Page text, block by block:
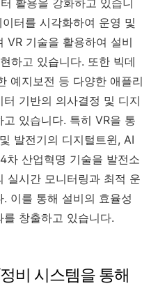
활용을 강화하고 있습니
터를 시각화하여 운영 및
VR 기술을 활용하여 설비
하고 있습니다. 또한 빅데
예지보전 등 다양한 애플리
기반의 의사결정 및 디지
있습니다. 특히 VR을 통
발전기의 디지털트윈, AI
차 산업혁명 기술을 발전소
실시간 모니터링과 최적 운
이를 통해 설비의 효율성
창출하고 있습니다.
비 시스템을 통해